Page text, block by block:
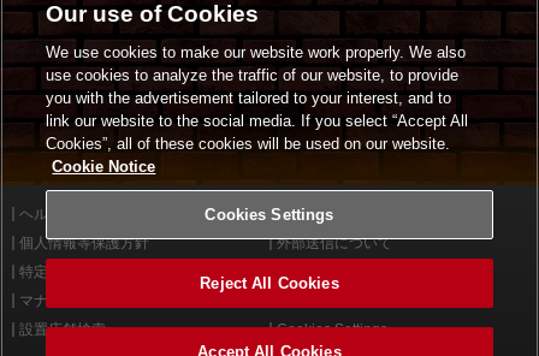
ヘルプ
利用規約
個人情報等保護方針
外部送信について
特定商取引法に基づく表示
マナー＆ルール
設置店舗検索
Cookies Settings
Our use of Cookies
We use cookies to make our website work properly. We also
use cookies to analyze the traffic of our website, to provide
you with the advertisement tailored to your interest, and to
link our website to the social media. If you select “Accept All
Cookies”, all of these cookies will be used on our website.
Cookie Notice
Cookies Settings
Reject All Cookies
Accept All Cookies